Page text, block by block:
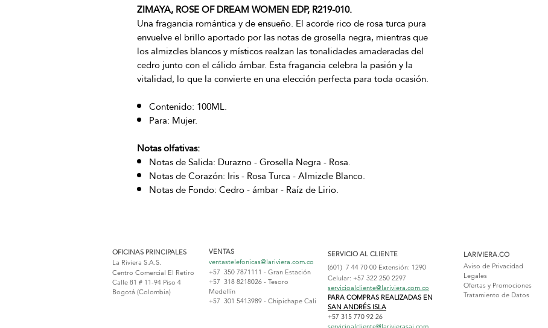
ZIMAYA, ROSE OF DREAM WOMEN EDP, R219-010.
Una fragancia romántica y de ensueño. El acorde rico de rosa turca pura
envuelve el brillo aportado por las notas de grosella negra, mientras que
los almizcles blancos y místicos realzan las tonalidades amaderadas del
cedro junto con el cálido ámbar. Esta fragancia celebra la pasión y la
vitalidad, lo que la convierte en una elección perfecta para toda ocasión.
Contenido: 100ML.
Para: Mujer.
Notas olfativas:
Notas de Salida: Durazno - Grosella Negra - Rosa.
Notas de Corazón: Iris - Rosa Turca - Almizcle Blanco.
Notas de Fondo: Cedro - ámbar - Raíz de Lirio.
OFICINAS PRINCIPALES
La Riviera S.A.S.
Centro Comercial El Retiro
Calle 81 # 11-94 Piso 4
Bogotá (Colombia)
VENTAS
ventastelefonicas@lariviera.com.co
+57 350 7871111 - Gran Estación
+57 318 8218026 - Tesoro
Medellín
+57 301 5413989 - Chipichape Cali
SERVICIO AL CLIENTE
(601) 7 44 70 00 Extensión: 1290
Celular: +57 322 250 2297
servicioalcliente@lariviera.com.co
PARA COMPRAS REALIZADAS EN
SAN ANDRÉS ISLA
+57 315 770 92 26
servicioalcliente@larivierasai.com
LARIVIERA.CO
Aviso de Privacidad
Legales
Ofertas y Promociones
Tratamiento de Datos